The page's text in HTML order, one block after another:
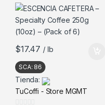
(10oz) – (Pack of 6)
$17.47 / lb
SCA: 86
Tienda:
TuCoffi - Store MGMT